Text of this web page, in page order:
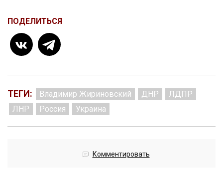
ПОДЕЛИТЬСЯ
ТЕГИ: Владимир Жириновский ДНР
ЛДПР
ЛНР
Россия Украина
Комментировать